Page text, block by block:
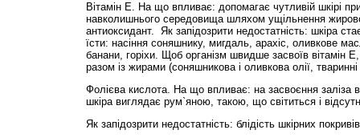
Вітамін Е. На що впливає: допомагає чутливій шкірі
навколишнього середовища шляхом ущільнення
антиоксидант. Як запідозрити недостатність: шкіра
їсти: насіння соняшнику, мигдаль, арахіс, оливкове
банани, горіхи. Щоб організм швидше засвоїв вітамін
разом із жирами (соняшникова і оливкова олії,
Фолієва кислота. На що впливає: на засвоєння заліза в
шкіра виглядає рум`яною, такою, що світиться і
Як запідозрити недостатність: блідість шкірних